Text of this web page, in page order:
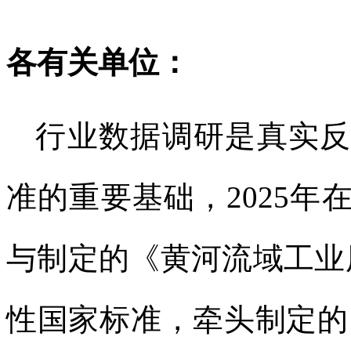
各有关单位：
行业数据调研是真实
准的重要基础， 2025年
与制定的《黄河流域工
性国家标准，牵头制定